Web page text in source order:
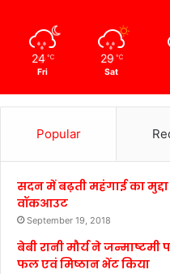
24 ℃
Fri
29 ℃
Sat
Popular
सदन में बढ़ती महंगाई का
वॉकआउट
September 19, 2018
बेबी रानी मौर्य ने
फल एवं मिष्ठान भेंट किया